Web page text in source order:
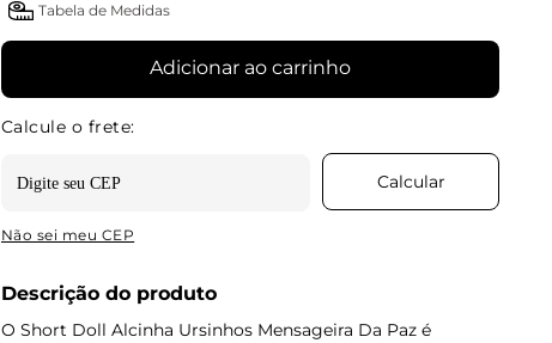
Tabela de Medidas
Adicionar ao carrinho
Não sei meu CEP
Descrição do produto
O Short Doll Alcinha Ursinhos Mensageira Da Paz é